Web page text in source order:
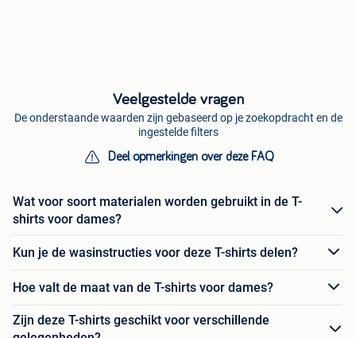
Veelgestelde vragen
De onderstaande waarden zijn gebaseerd op je zoekopdracht en de
ingestelde filters
Deel opmerkingen over deze FAQ
Wat voor soort materialen worden gebruikt in de T-
shirts voor dames?
Kun je de wasinstructies voor deze T-shirts delen?
Hoe valt de maat van de T-shirts voor dames?
Zijn deze T-shirts geschikt voor verschillende